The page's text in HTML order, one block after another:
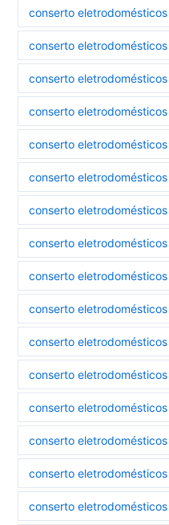
conserto
conserto
conserto
conserto
conserto
conserto
conserto
conserto
conserto
conserto
conserto
conserto
conserto
conserto
conserto
conserto